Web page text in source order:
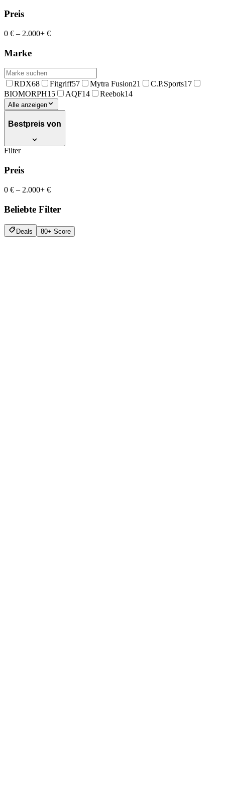
Preis
0 € – 2.000+ €
Marke
RDX68 Fitgriff57 Mytra Fusion21 C.P.Sports17
BIOMORPH15 AQF14 Reebok14
Alle anzeigen
Bestpreis von
Filter
Preis
0 € – 2.000+ €
Beliebte Filter
Deals 80+ Score